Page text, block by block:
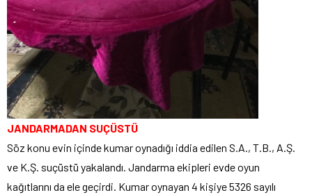
JANDARMADAN SUÇÜSTÜ
Söz konu evin içinde kumar oynadığı iddia edilen S.A., T.B., A.Ş.
ve K.Ş. suçüstü yakalandı. Jandarma ekipleri evde oyun
kağıtlarını da ele geçirdi. Kumar oynayan 4 kişiye 5326 sayılı